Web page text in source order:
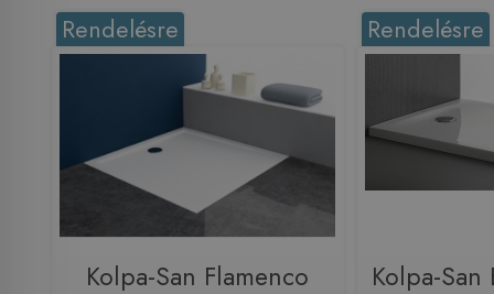
Rendelésre
Kolpa-San Flamenco
Rendelésre
Kolpa-San